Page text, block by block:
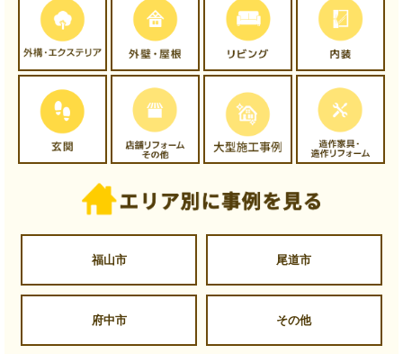
福山市 尾道市
府中市 その他